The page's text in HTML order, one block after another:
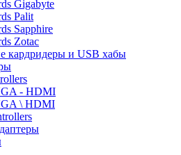
Gigabyte
Palit
Sapphire
Zotac
кардридеры и USB хабы
- HDMI
\ HDMI